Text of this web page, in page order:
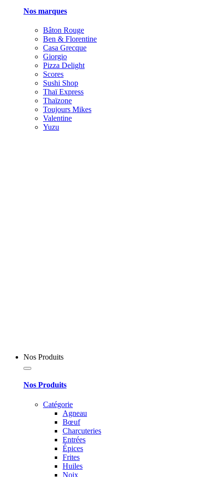
Nos marques
Bâton Rouge
Ben & Florentine
Casa Grecque
Giorgio
Pizza Delight
Scores
Sushi Shop
Thaï Express
Thaïzone
Toujours Mikes
Valentine
Yuzu
Nos Produits
Nos Produits
Catégorie
Agneau
Bœuf
Charcuteries
Entrées
Épices
Frites
Huiles
Noix